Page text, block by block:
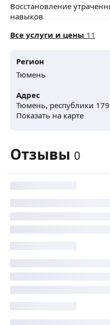
Восстановление
навыков
Все услуги и цены 11
Регион
Тюмень
Адрес
Тюмень, республики 179
Показать на карте
Отзывы 0